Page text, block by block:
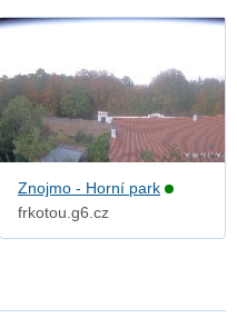
Znojmo - Horní park
frkotou.g6.cz